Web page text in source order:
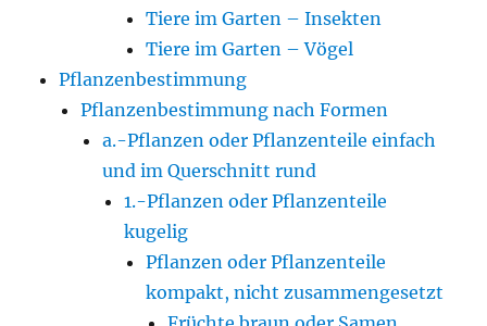
Tiere im Garten – Insekten
Tiere im Garten – Vögel
Pflanzenbestimmung
Pflanzenbestimmung nach Formen
a.-Pflanzen oder Pflanzenteile einfach
und im Querschnitt rund
1.-Pflanzen oder Pflanzenteile
kugelig
Pflanzen oder Pflanzenteile
kompakt, nicht zusammengesetzt